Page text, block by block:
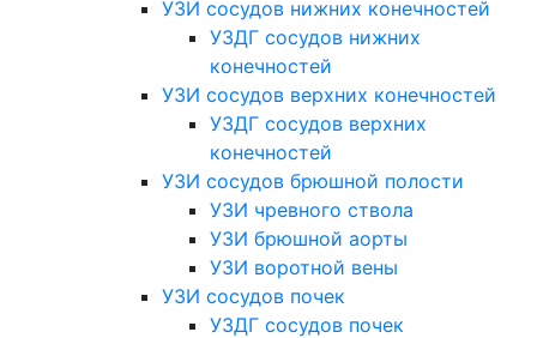
УЗИ сосудов нижних конечностей
УЗДГ сосудов нижних
конечностей
УЗИ сосудов верхних конечностей
УЗДГ сосудов верхних
конечностей
УЗИ сосудов брюшной полости
УЗИ чревного ствола
УЗИ брюшной аорты
УЗИ воротной вены
УЗИ сосудов почек
УЗДГ сосудов почек